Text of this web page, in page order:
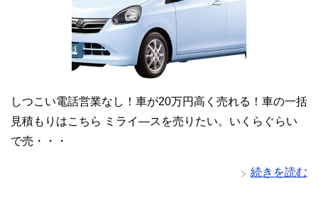
しつこい電話営業なし！車が20万円高く売れる！車の一括
見積もりはこちら ミライ―スを売りたい。いくらぐらい
で売・・・
続きを読む